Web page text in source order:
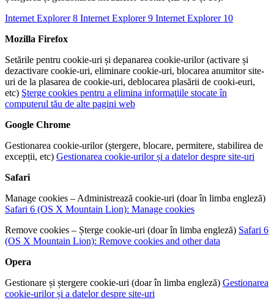
Internet Explorer 8 Internet Explorer 9 Internet Explorer 10
Mozilla Firefox
Setările pentru cookie-uri și depanarea cookie-urilor (activare și
dezactivare cookie-uri, eliminare cookie-uri, blocarea anumitor site-
uri de la plasarea de cookie-uri, deblocarea plasării de cooki-euri,
etc) Şterge cookies pentru a elimina informaţiile stocate în
computerul tău de alte pagini web
Google Chrome
Gestionarea cookie-urilor (ștergere, blocare, permitere, stabilirea de
excepții, etc) Gestionarea cookie-urilor și a datelor despre site-uri
Safari
Manage cookies – Administrează cookie-uri (doar în limba engleză)
Safari 6 (OS X Mountain Lion): Manage cookies
Remove cookies – Șterge cookie-uri (doar în limba engleză) Safari 6
(OS X Mountain Lion): Remove cookies and other data
Opera
Gestionare și ștergere cookie-uri (doar în limba engleză) Gestionarea
cookie-urilor și a datelor despre site-uri